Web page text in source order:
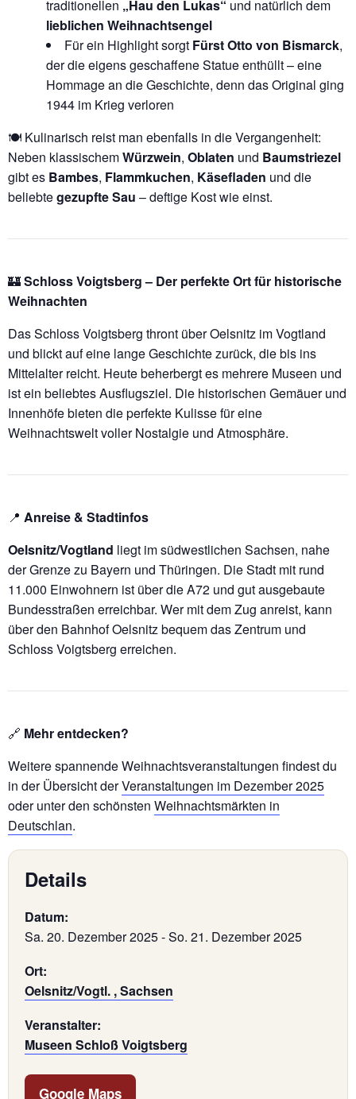
traditionellen „Hau den Lukas“ und natürlich dem
lieblichen Weihnachtsengel
Für ein Highlight sorgt Fürst Otto von Bismarck,
der die eigens geschaffene Statue enthüllt – eine
Hommage an die Geschichte, denn das Original ging
1944 im Krieg verloren
🍽️ Kulinarisch reist man ebenfalls in die Vergangenheit:
Neben klassischemWürzwein, Oblaten und Baumstriezel
gibt es Bambes, Flammkuchen, Käsefladen und die
beliebtegezupfte Sau – deftige Kost wie einst.
🏰Schloss Voigtsberg – Der perfekte Ort für historische
Weihnachten
Das Schloss Voigtsberg thront über Oelsnitz im Vogtland
und blickt auf eine lange Geschichte zurück, die bis ins
Mittelalter reicht. Heute beherbergt es mehrere Museen und
ist ein beliebtes Ausflugsziel. Die historischen Gemäuer und
Innenhöfe bieten die perfekte Kulisse für eine
Weihnachtswelt voller Nostalgie und Atmosphäre.
📍 Anreise & Stadtinfos
Oelsnitz/Vogtland liegt im südwestlichen Sachsen, nahe
der Grenze zu Bayern und Thüringen. Die Stadt mit rund
11.000 Einwohnern ist über die A72 und gut ausgebaute
Bundesstraßen erreichbar. Wer mit dem Zug anreist, kann
über den Bahnhof Oelsnitz bequem das Zentrum und
Schloss Voigtsberg erreichen.
🔗 Mehr entdecken?
Weitere spannende Weihnachtsveranstaltungen findest du
in der Übersicht derVeranstaltungen im Dezember 2025
oder unter den schönsten Weihnachtsmärkten in
Deutschlan.
Details
Datum:
Sa. 20. Dezember 2025-So. 21. Dezember 2025
Ort:
Oelsnitz/Vogtl. , Sachsen
Veranstalter:
Museen Schloß Voigtsberg
Google Maps